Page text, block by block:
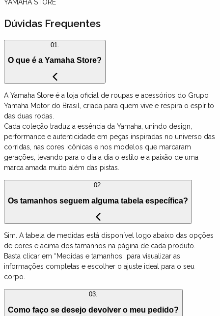
YAMAHA STORE
Dúvidas Frequentes
01.
O que é a Yamaha Store?
A Yamaha Store é a loja oficial de roupas e acessórios do Grupo
Yamaha Motor do Brasil, criada para quem vive e respira o espírito
das duas rodas.
Cada coleção traduz a essência da Yamaha, unindo design,
performance e autenticidade em peças inspiradas no universo das
corridas, nas cores icônicas e nos modelos que marcaram
gerações, levando para o dia a dia o estilo e a paixão de uma
marca amada muito além das pistas.
02.
Os tamanhos seguem alguma tabela específica?
Sim. A tabela de medidas está disponível logo abaixo das opções
de cores e acima dos tamanhos na página de cada produto.
Basta clicar em “Medidas e tamanhos” para visualizar as
informações completas e escolher o ajuste ideal para o seu
corpo.
03.
Como faço se desejo devolver o meu pedido?